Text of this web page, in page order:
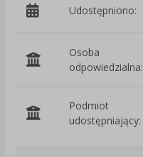
Udostępniono:
Osoba
odpowiedzialna:
Podmiot
udostępniający: